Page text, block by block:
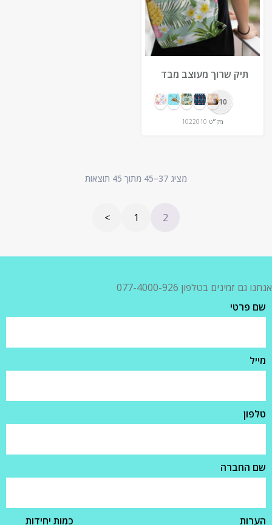
תיק שרוך מעוצב מבד
הדפסה צבעונית
מלאה
10+
מק״ט 1022010
מציג 37–45 מתוך 45 תוצאות
< 1 2
אנחנו גם זמינים בטלפון 077-4000-926
שם פרטי
מייל
טלפון
שם החברה
הערות כמות יחידות